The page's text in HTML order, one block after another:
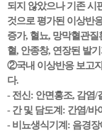
되지 않았으나 기존 시
것으로 평가된 이상반
증가, 혈뇨, 망막혈관
혈, 안종창, 연장된 발
②국내 이상반응 보고
다.
- 전신: 안면홍조, 감염/
- 간 및 담도계: 간염/바
- 비뇨생식기계: 음경